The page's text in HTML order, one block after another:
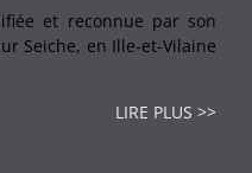
et reconnue par son
Seiche, en Ille-et-Vilaine
LIRE PLUS >>